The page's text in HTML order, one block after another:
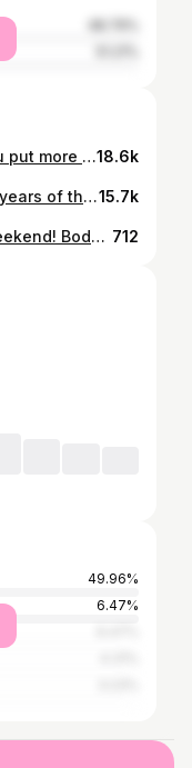
PASSION . . PASSION is when you put more energy into something than is required to do it . It is more than just enthusiasm or excitement, passion is AMBITION that is materialised into ACTION to put as much HEART, MIND , BODY and SOUL into something as is possible. 🔥🔥🔥🔥 . #lesmillsmiddleeast #lesmills #lesmillsbodyattack #bodyattack #workoutmotivation #workout #trainer #passion #ambition #enthusiasm #energy18.6k
That was BODYCOMBAT 100! 25 years of this amazing program and i am happy to be part of it. Here is to the next hundred of BODYCOMBAT ❤️❤️ Thanks to the amazing instructors that i shared the stage with❤️❤️ it is an honor. Thank you @goldsgymjordan for facilitating this huge event. Thanks @olaallozi for the video I #lesmills #adidasxlesmills #bodycombat #lesmillsmiddleeast15.7k
What a great way to start our weekend! Bodycombat 103 Relaunch... Thank you @goldsgymjordan for putting together such a great event... Hats off for our incredible team: @m.alhalbouni @inji2311 @hyasat.pt @naseralsheikh83 @omar_imran 🎥...@thelenzco.jo #bodycombat #bc103 #relaunch #blackandyellow🖤💛 712
49.96%
6.47%